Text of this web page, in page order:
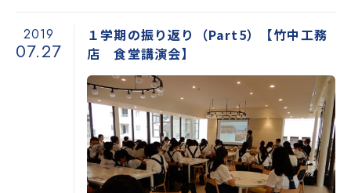
@kobe_kaisei
2019
07.27
１学期の振り返り（Part5）【竹中工務
店 食堂講演会】